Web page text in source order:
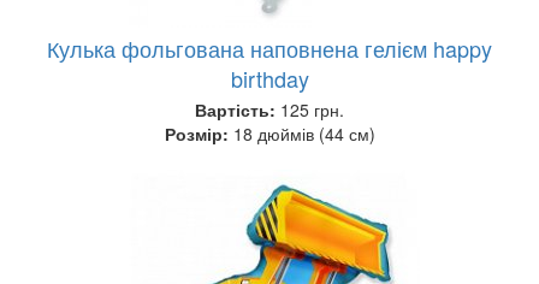
Кулька фольгована наповнена гелієм happy
birthday
Вартість: 125 грн.
Розмір: 18 дюймів (44 см)